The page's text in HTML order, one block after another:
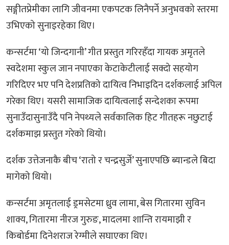
सङ्गीतप्रेमीका लागि जीवनमा एकपटक लिनैपर्ने अनुभवको स्तरमा
उभिएको सुनाइरहेका थिए।
कन्सर्टमा ‘यो जिन्दगानी’ गीत प्रस्तुत गरिरहँदा गायक अमृतले
स्वदेशमा स्कुल जान नपाएका केटाकेटीलाई सक्दो सहयोग
गरिदिएर भए पनि देशप्रतिको दायित्व निभाइदिन दर्शकलाई अपिल
गरेका थिए। यसरी सामाजिक दायित्वलाई सन्देशका रूपमा
सुनाउँदासुनाउँदै पनि नेपथ्यले सर्वकालिक हिट गीतहरू नछुटाई
दर्शकमाझ प्रस्तुत गरेको थियो।
दर्शक उत्तेजनाकै बीच ‘रातो र चन्द्रसुर्जे’ सुनाएपछि ब्यान्डले बिदा
मागेको थियो।
कन्सर्टमा अमृतलाई ड्रमसेटमा ध्रुव लामा, बेस गितारमा सुविन
शाक्य, गितारमा नीरज गुरुङ, मादलमा शान्ति रायमाझी र
किबोर्डमा दिनेशराज रेग्मीले सघाएका थिए।